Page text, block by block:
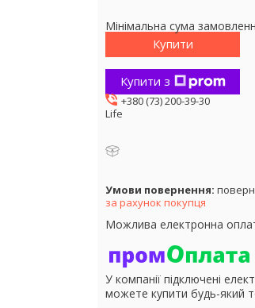
Мінімальна сума
Купити
Купити з
+380 (73) 200-39-30
Life
за рахунок покупця
У компанії підключені
можете купити будь-який